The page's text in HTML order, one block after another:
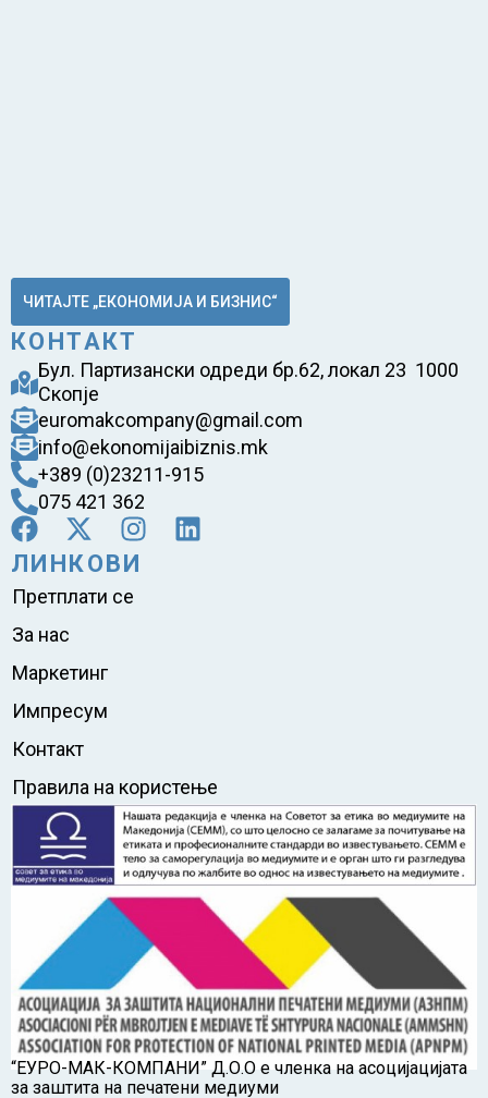
ЧИТАЈТЕ „ЕКОНОМИЈА И БИЗНИС“
КОНТАКТ
Бул. Партизански одреди бр.62, локал 23 1000
Скопје
euromakcompany@gmail.com
info@ekonomijaibiznis.mk
+389 (0)23211-915
075 421 362
ЛИНКОВИ
Претплати се
За нас
Маркетинг
Импресум
Контакт
Правила на користење
“ЕУРО-МАК-КОМПАНИ” Д.О.О е членка на асоцијацијата
за заштита на печатени медиуми